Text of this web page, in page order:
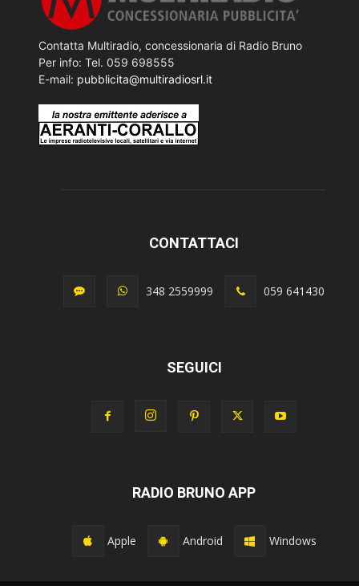
Contatta Multiradio, concessionaria di Radio Bruno
Per info: Tel. 059 698555
E-mail: pubblicita@multiradiosrl.it
CONTATTACI
348 2559999 059 641430
SEGUICI
RADIO BRUNO APP
Apple Android Windows